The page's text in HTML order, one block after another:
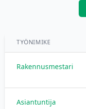
TYÖNIMIKE
Rakennusmestari
Asiantuntija